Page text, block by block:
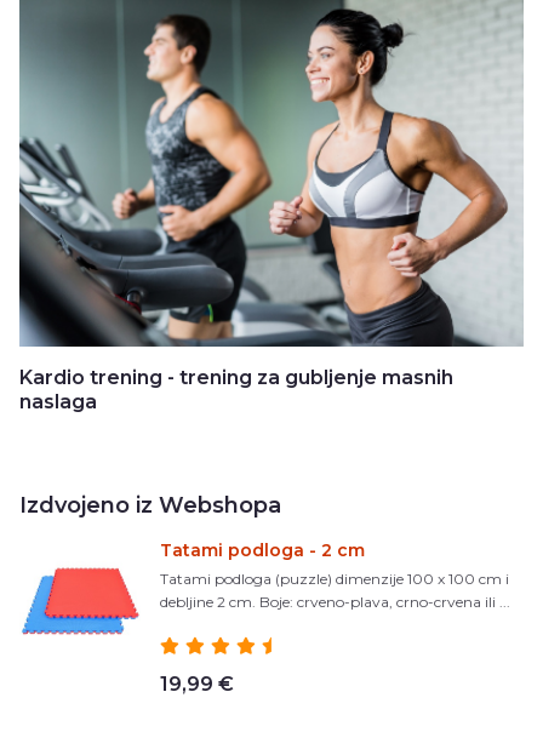
Kardio trening - trening za gubljenje masnih
naslaga
Izdvojeno iz Webshopa
Tatami podloga - 2 cm
Tatami podloga (puzzle) dimenzije 100 x 100 cm i
debljine 2 cm. Boje: crveno-plava, crno-crvena ili ...
19,99 €